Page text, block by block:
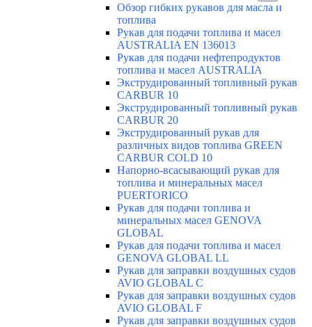
Обзор гибких рукавов для масла и
топлива
Рукав для подачи топлива и масел
AUSTRALIA EN 136013
Рукав для подачи нефтепродуктов
топлива и масел AUSTRALIA
Экструдированный топливный рукав
CARBUR 10
Экструдированный топливный рукав
CARBUR 20
Экструдированный рукав для
различных видов топлива GREEN
CARBUR COLD 10
Напорно-всасывающий рукав для
топлива и минеральных масел
PUERTORICO
Рукав для подачи топлива и
минеральных масел GENOVA
GLOBAL
Рукав для подачи топлива и масел
GENOVA GLOBAL LL
Рукав для заправки воздушных судов
AVIO GLOBAL C
Рукав для заправки воздушных судов
AVIO GLOBAL F
Рукав для заправки воздушных судов